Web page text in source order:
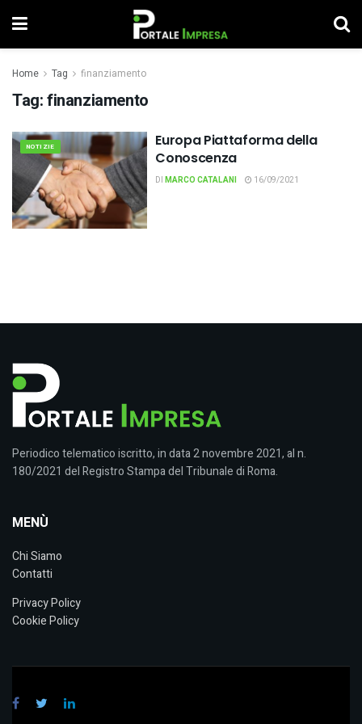
Home Tag finanziamento
Tag:finanziamento
NOTIZIE
Europa Piattaforma della
Conoscenza
DI MARCO CATALANI 16/09/2021
Periodico telematico iscritto, in data 2 novembre 2021, al n.
180/2021 del Registro Stampa del Tribunale di Roma.
MENÙ
Chi Siamo
Contatti
Privacy Policy
Cookie Policy